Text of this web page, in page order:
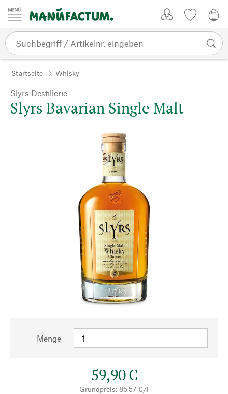
Zum Inhalt springen
Startseite Whisky
Slyrs Destillerie
Slyrs Bavarian Single Malt
Menge
59,90 €
Grundpreis: 85,57 €/l